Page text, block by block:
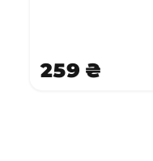
259 ₴